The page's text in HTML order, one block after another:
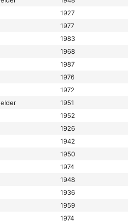
1927
1977
1983
1968
1987
1976
1972
1951
1952
1926
1942
1950
1974
1948
1936
1959
1974